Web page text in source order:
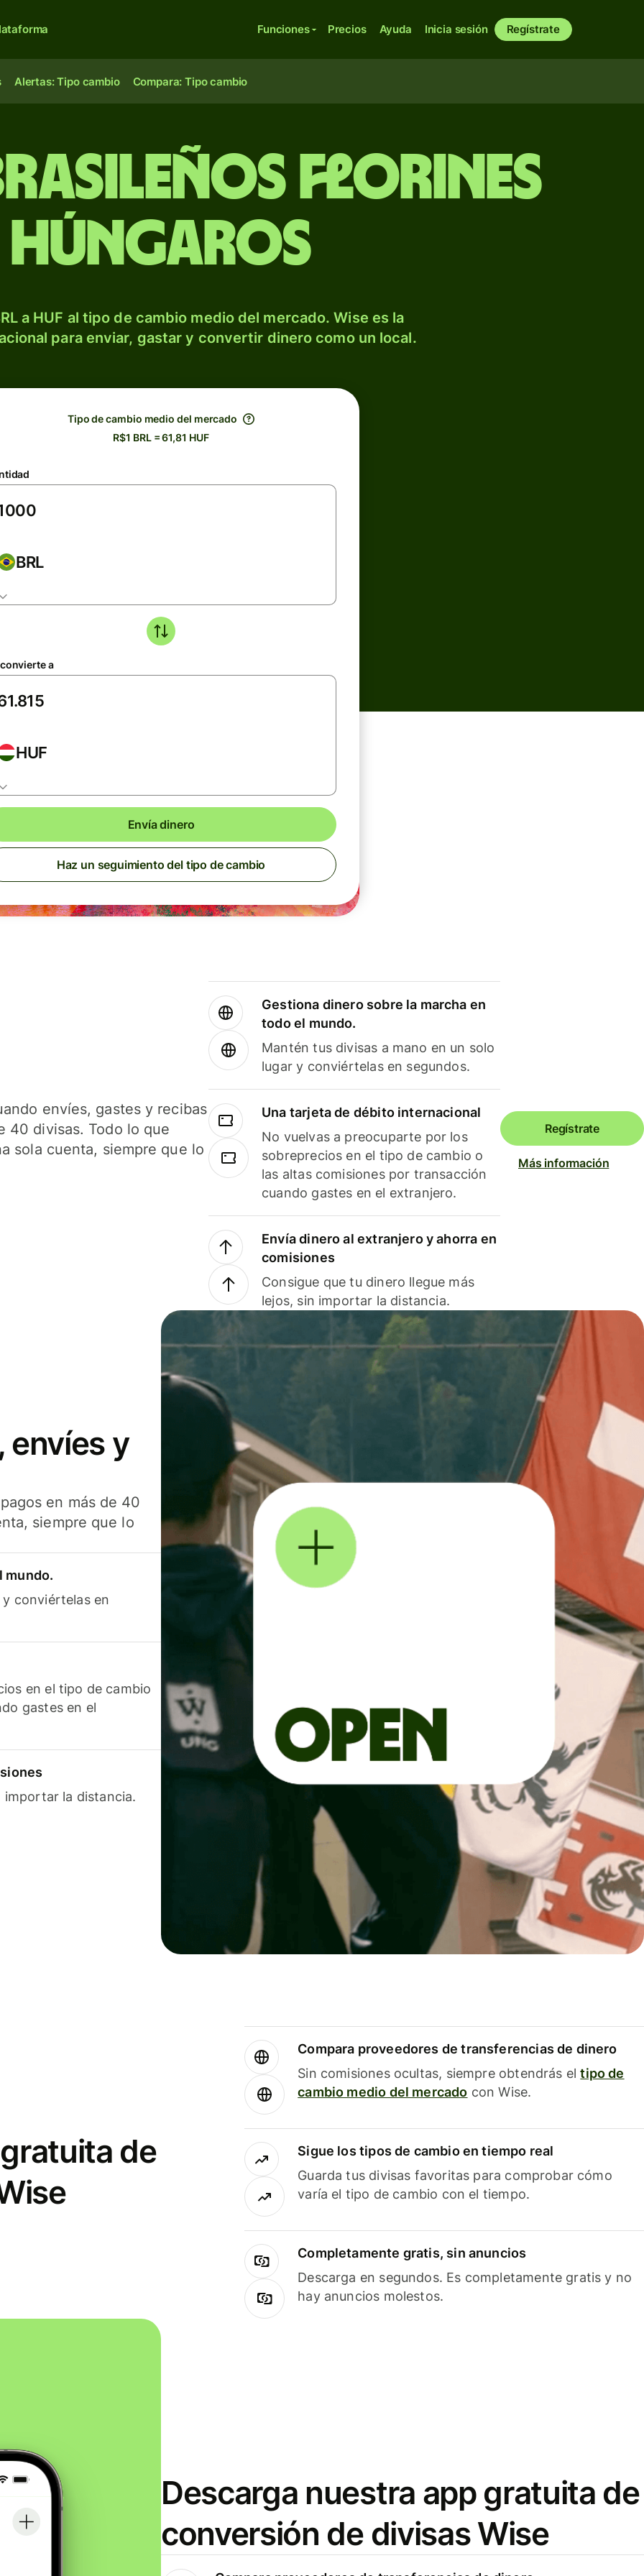
Funciones Precios Ayuda Inicia sesión Regístrate
Alertas: Tipo cambio Compara: Tipo cambio
florines
húngaros
a HUF al tipo de cambio medio del mercado. Wise es la
para enviar, gastar y convertir dinero como un local.
Tipo de cambio medio del mercado
R$1 BRL = 61,81 HUF
BRL
a
HUF
Envía dinero
Haz un seguimiento del tipo de cambio
envíes, gastes y recibas
40 divisas. Todo lo que
sola cuenta, siempre que lo
Gestiona dinero sobre la marcha en
todo el mundo.
Mantén tus divisas a mano en un solo
lugar y conviértelas en segundos.
Una tarjeta de débito internacional
No vuelvas a preocuparte por los
sobreprecios en el tipo de cambio o
las altas comisiones por transacción
cuando gastes en el extranjero.
Envía dinero al extranjero y ahorra en
comisiones
Consigue que tu dinero llegue más
lejos, sin importar la distancia.
Regístrate
Más información
envíes y
en más de 40
siempre que lo
mundo.
conviértelas en
en el tipo de cambio
gastes en el
importar la distancia.
de
Compara proveedores de transferencias de dinero
Sin comisiones ocultas, siempre obtendrás eltipo de
cambio medio del mercado con Wise.
Sigue los tipos de cambio en tiempo real
Guarda tus divisas favoritas para comprobar cómo
varía el tipo de cambio con el tiempo.
Completamente gratis, sin anuncios
Descarga en segundos. Es completamente gratis y no
hay anuncios molestos.
Descarga nuestra app gratuita de
conversión de divisas Wise